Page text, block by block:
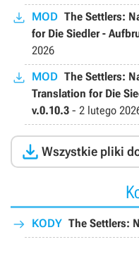
MOD The Settlers:
for Die Siedler -
2026
MOD The Settlers:
Translation for Die
v.0.10.3 - 2 lutego
 Wszystkie pliki
KODY The Settlers: